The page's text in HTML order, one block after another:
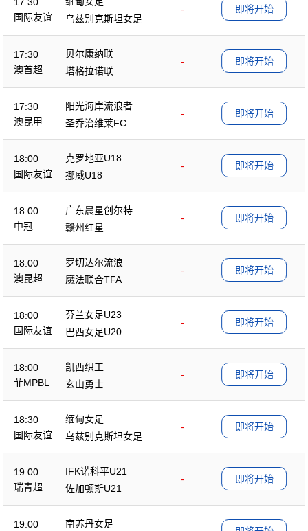
国际友谊
-
乌兹别克斯坦女足
即将开始
17:30
澳首超
贝尔康纳联
-
塔格拉诺联
即将开始
17:30
澳昆甲
阳光海岸流浪者
-
圣乔治维莱FC
即将开始
18:00
国际友谊
克罗地亚U18
-
挪威U18
即将开始
18:00
中冠
广东晨星创尔特
-
赣州红星
即将开始
18:00
澳昆超
罗切达尔流浪
-
魔法联合TFA
即将开始
18:00
国际友谊
芬兰女足U23
-
巴西女足U20
即将开始
18:00
菲MPBL
凯西织工
-
玄山勇士
即将开始
18:30
国际友谊
缅甸女足
-
乌兹别克斯坦女足
即将开始
19:00
瑞青超
IFK诺科平U21
-
佐加顿斯U21
即将开始
19:00
南苏丹女足